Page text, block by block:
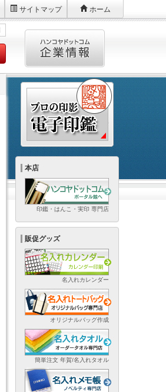
サイトマップ ホーム
本店
印鑑・はんこ・実印 専門店
販促グッズ
名入れカレンダー
オリジナルバッグ作成
簡単注文 年賀/名入れタオル